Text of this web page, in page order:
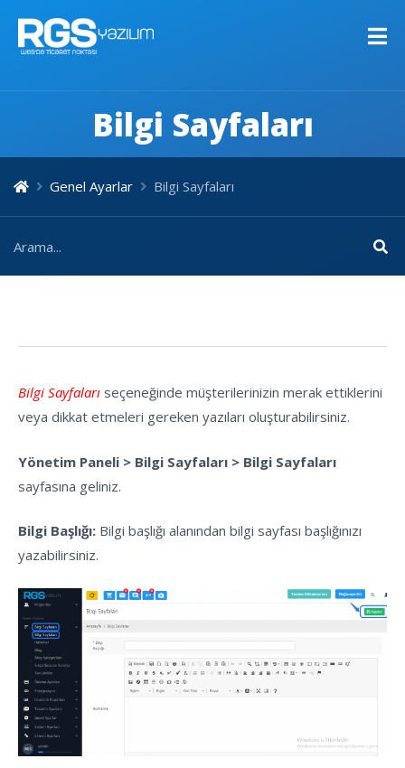
Bilgi Sayfaları
Genel Ayarlar Bilgi Sayfaları
Bilgi Sayfaları seçeneğinde müşterilerinizin merak ettiklerini
veya dikkat etmeleri gereken yazıları oluşturabilirsiniz.
Yönetim Paneli > Bilgi Sayfaları > Bilgi Sayfaları
sayfasına geliniz.
Bilgi Başlığı: Bilgi başlığı alanından bilgi sayfası başlığınızı
yazabilirsiniz.